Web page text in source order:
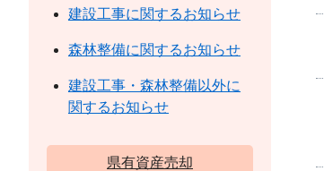
建設工事に関するお知らせ
森林整備に関するお知らせ
建設工事・森林整備以外に
関するお知らせ
県有資産売却